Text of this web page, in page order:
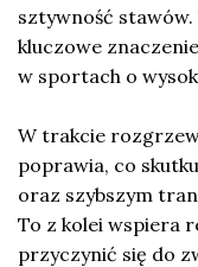
sztywność
kluczowe
w sportach o
W trakcie
poprawia, co
oraz szybszym
To z kolei wspiera
przyczynić się do